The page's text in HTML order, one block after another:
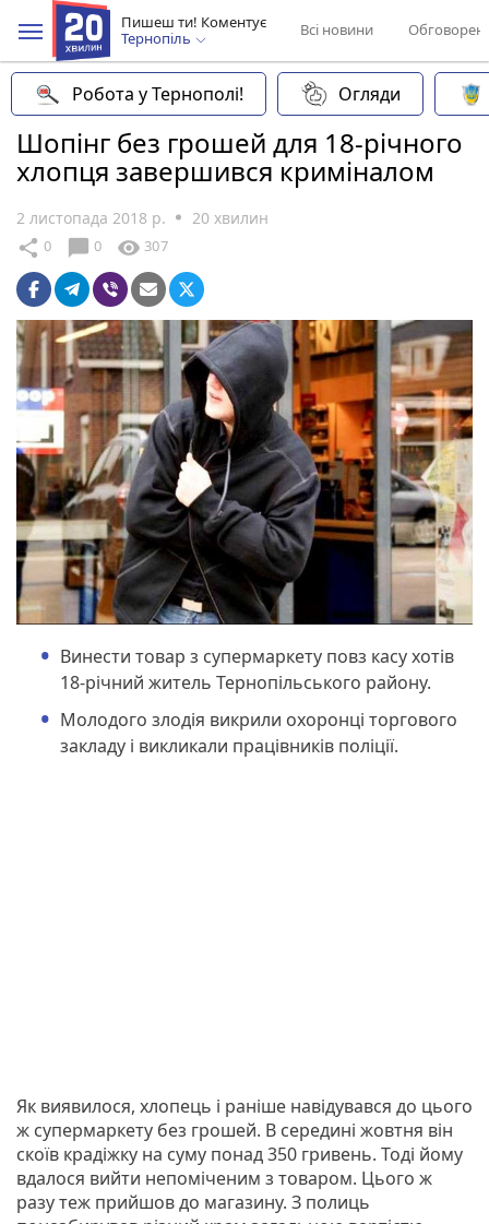
Пишеш ти! Коментує
Тернопіль
Всі новини
Робота у Тернополі! Огляди
Шопінг без грошей для 18-річного
хлопця завершився криміналом
2 листопада 2018 р. 20 хвилин
share 0 chat_bubble 0 visibility 307
Винести товар з супермаркету повз касу хотів
18-річний житель Тернопільського району.
Молодого злодія викрили охоронці торгового
закладу і викликали працівників поліції.
Як виявилося, хлопець і раніше навідувався до цього
ж супермаркету без грошей. В середині жовтня він
скоїв крадіжку на суму понад 350 гривень. Тоді йому
вдалося вийти непоміченим з товаром. Цього ж
разу теж прийшов до магазину. З полиць